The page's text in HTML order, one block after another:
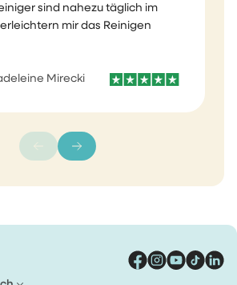
sind nahezu täglich im
mir das Reinigen
Mirecki